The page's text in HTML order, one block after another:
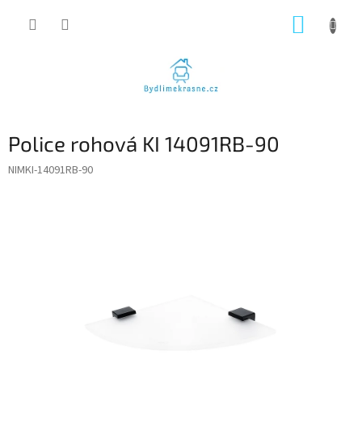
Police rohová KI 14091RB-90
NIMKI-14091RB-90